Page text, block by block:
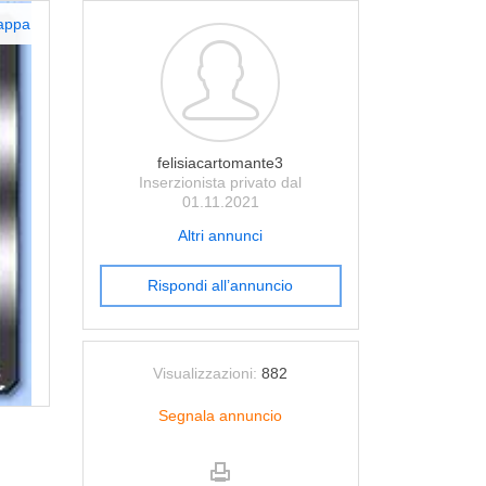
felisiacartomante3
Inserzionista privato dal
01.11.2021
Altri annunci
Rispondi all’annuncio
Visualizzazioni: 882
Segnala annuncio